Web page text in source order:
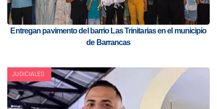
Entregan pavimento del barrio Las Trinitarias en el municipio
de Barrancas
JUDICIALES